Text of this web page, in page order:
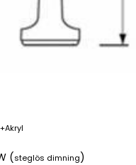
(steglös dimning)